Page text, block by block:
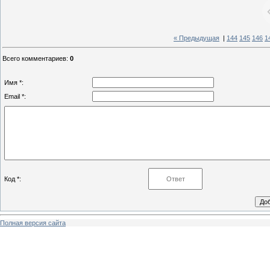
« Предыдущая 144 145 146
Всего комментариев: 0
Имя *:
Email *:
Код *:
Полная версия сайта